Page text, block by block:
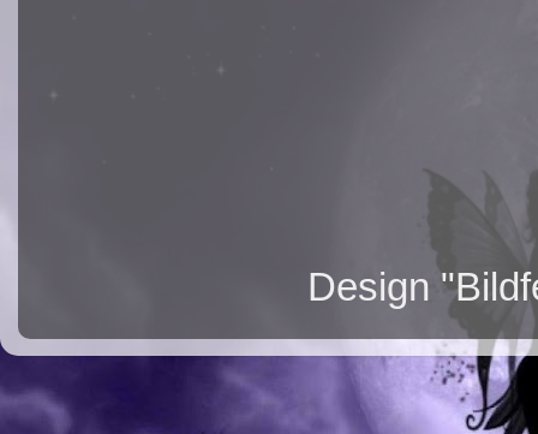
Design